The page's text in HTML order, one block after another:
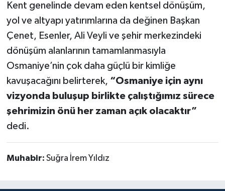
Kent genelinde devam eden kentsel dönüşüm,
yol ve altyapı yatırımlarına da değinen Başkan
Çenet, Esenler, Ali Veyli ve şehir merkezindeki
dönüşüm alanlarının tamamlanmasıyla
Osmaniye’nin çok daha güçlü bir kimliğe
kavuşacağını belirterek, “Osmaniye için aynı
vizyonda buluşup birlikte çalıştığımız sürece
şehrimizin önü her zaman açık olacaktır”
dedi.
Muhabir: Suğra İrem Yıldız